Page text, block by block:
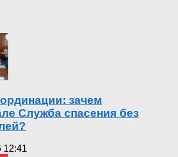
зачем
Служба спасения без
12:41